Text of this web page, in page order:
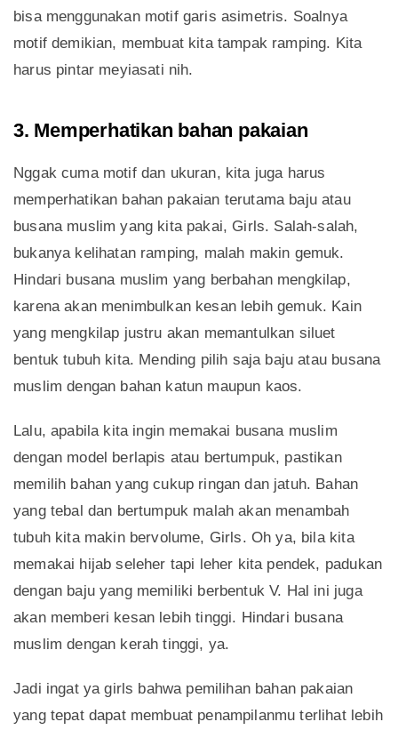
bisa menggunakan motif garis asimetris. Soalnya
motif demikian, membuat kita tampak ramping. Kita
harus pintar meyiasati nih.
3. Memperhatikan bahan pakaian
Nggak cuma motif dan ukuran, kita juga harus
memperhatikan bahan pakaian terutama baju atau
busana muslim yang kita pakai, Girls. Salah-salah,
bukanya kelihatan ramping, malah makin gemuk.
Hindari busana muslim yang berbahan mengkilap,
karena akan menimbulkan kesan lebih gemuk. Kain
yang mengkilap justru akan memantulkan siluet
bentuk tubuh kita. Mending pilih saja baju atau busana
muslim dengan bahan katun maupun kaos.
Lalu, apabila kita ingin memakai busana muslim
dengan model berlapis atau bertumpuk, pastikan
memilih bahan yang cukup ringan dan jatuh. Bahan
yang tebal dan bertumpuk malah akan menambah
tubuh kita makin bervolume, Girls. Oh ya, bila kita
memakai hijab seleher tapi leher kita pendek, padukan
dengan baju yang memiliki berbentuk V. Hal ini juga
akan memberi kesan lebih tinggi. Hindari busana
muslim dengan kerah tinggi, ya.
Jadi ingat ya girls bahwa pemilihan bahan pakaian
yang tepat dapat membuat penampilanmu terlihat lebih